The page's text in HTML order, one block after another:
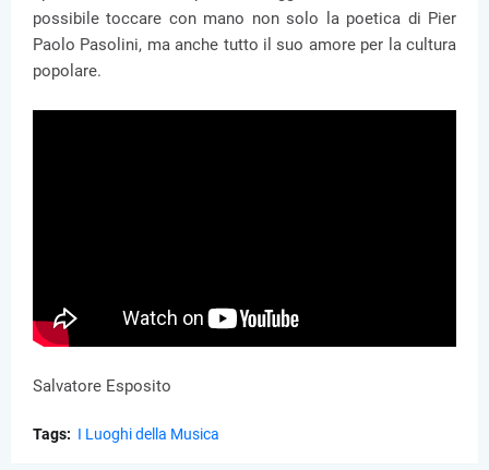
possibile toccare con mano non solo la poetica di Pier
Paolo Pasolini, ma anche tutto il suo amore per la cultura
popolare.
Salvatore Esposito
Tags: I Luoghi della Musica